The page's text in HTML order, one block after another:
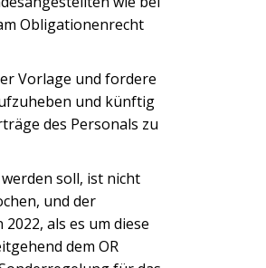
Obligationenrecht
Vorlage und fordere
und künftig
des Personals zu
soll, ist nicht
und der
als es um diese
dem OR